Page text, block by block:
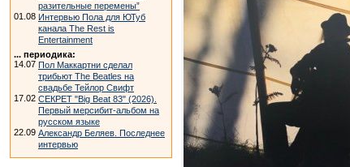
разительные перемены”
01.08 Интервью Пола для ЮТуб
канала The Rest is
Entertainment
... периодика:
14.07 Пол Маккартни сделал
трибьют The Beatles на
свадьбе Тейлор Свифт
17.02 СЕКРЕТ "Big Beat 83" (2026).
Первый мерсибит-альбом на
русском языке
22.09 Александр Беляев. Последнее
интервью